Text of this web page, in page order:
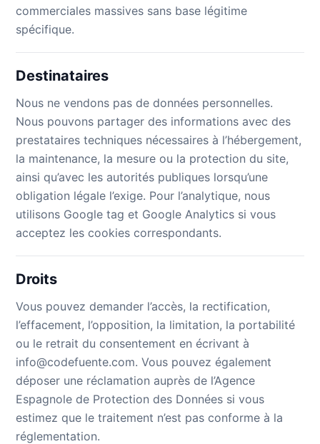
commerciales massives sans base légitime
spécifique.
Destinataires
Nous ne vendons pas de données personnelles.
Nous pouvons partager des informations avec des
prestataires techniques nécessaires à l’hébergement,
la maintenance, la mesure ou la protection du site,
ainsi qu’avec les autorités publiques lorsqu’une
obligation légale l’exige. Pour l’analytique, nous
utilisons Google tag et Google Analytics si vous
acceptez les cookies correspondants.
Droits
Vous pouvez demander l’accès, la rectification,
l’effacement, l’opposition, la limitation, la portabilité
ou le retrait du consentement en écrivant à
info@codefuente.com. Vous pouvez également
déposer une réclamation auprès de l’Agence
Espagnole de Protection des Données si vous
estimez que le traitement n’est pas conforme à la
réglementation.